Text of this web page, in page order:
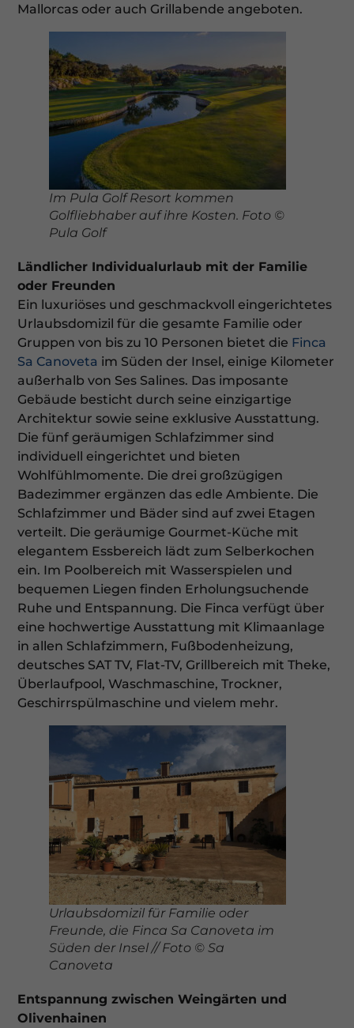
Mallorcas oder auch Grillabende angeboten.
Im Pula Golf Resort kommen
Golfliebhaber auf ihre Kosten. Foto ©
Pula Golf
Ländlicher Individualurlaub mit der Familie
oder Freunden
Ein luxuriöses und geschmackvoll eingerichtetes
Urlaubsdomizil für die gesamte Familie oder
Gruppen von bis zu 10 Personen bietet die Finca
Sa Canoveta im Süden der Insel, einige Kilometer
außerhalb von Ses Salines. Das imposante
Gebäude besticht durch seine einzigartige
Architektur sowie seine exklusive Ausstattung.
Die fünf geräumigen Schlafzimmer sind
individuell eingerichtet und bieten
Wohlfühlmomente. Die drei großzügigen
Badezimmer ergänzen das edle Ambiente. Die
Schlafzimmer und Bäder sind auf zwei Etagen
verteilt. Die geräumige Gourmet-Küche mit
elegantem Essbereich lädt zum Selberkochen
ein. Im Poolbereich mit Wasserspielen und
bequemen Liegen finden Erholungsuchende
Ruhe und Entspannung. Die Finca verfügt über
eine hochwertige Ausstattung mit Klimaanlage
in allen Schlafzimmern, Fußbodenheizung,
deutsches SAT TV, Flat-TV, Grillbereich mit Theke,
Überlaufpool, Waschmaschine, Trockner,
Geschirrspülmaschine und vielem mehr.
Urlaubsdomizil für Familie oder
Freunde, die Finca Sa Canoveta im
Süden der Insel // Foto © Sa
Canoveta
Entspannung zwischen Weingärten und
Olivenhainen